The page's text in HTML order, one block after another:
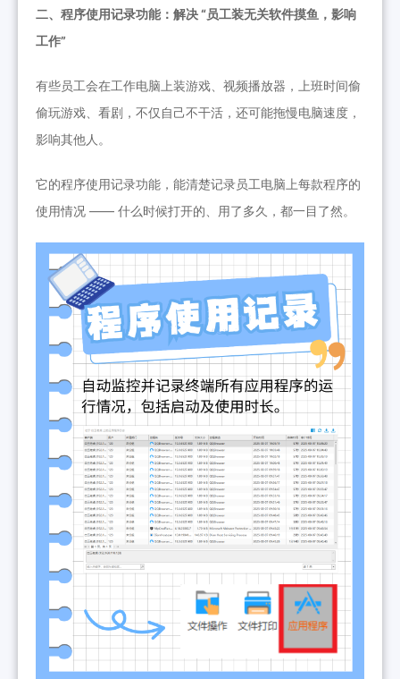
二、程序使用记录功能：解决 “员工装无关软件摸鱼，影响
工作”
有些员工会在工作电脑上装游戏、视频播放器，上班时间偷
偷玩游戏、看剧，不仅自己不干活，还可能拖慢电脑速度，
影响其他人。
它的程序使用记录功能，能清楚记录员工电脑上每款程序的
使用情况 —— 什么时候打开的、用了多久，都一目了然。